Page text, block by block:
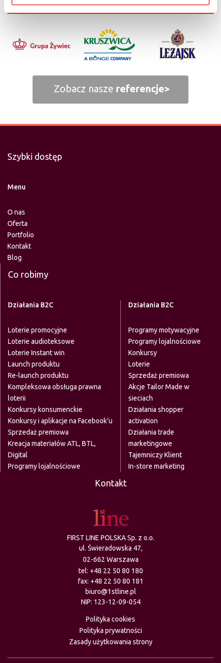
Zobacz nasze referencje>
Szybki dostęp
Menu
O nas
Oferta
Portfolio
Kontakt
Blog
Co robimy
Działania B2C
Loterie promocyjne
Loterie audioteksowe
Loterie Instant win
Launch produktu
Re-launch produktu
Kompleksowa obsługa prawna
loterii
Konkursy konsumenckie
Konkursy i aplikacje na Facebook’u
Sprzedaż premiowa
Kreacja materiałów ATL, BTL,
Digital
Programy lojalnościowe
Działania B2C
Programy motywacyjne
Programy lojalnościowe
Konkursy
Loterie
Sprzedaż premiowa
Akcje Tailor Made w
sieciach
Działania shopper
activation
Działania trade
marketingowe
Tajemniczy Klient
In-store marketing
Kontakt
FIRST LINE POLSKA Sp. z o.o.
ul. Świeradowska 47,
02-662 Warszawa
tel: +48 22 50 80 180
fax: +48 22 50 80 181
biuro@1stline.pl
NIP: 123-12-09-054
Polityka cookies
Polityka prywatności
Zasady użytkowania strony